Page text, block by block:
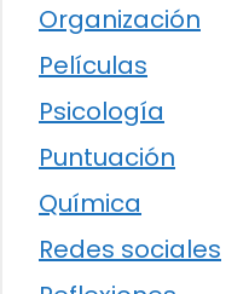
Organización
Películas
Psicología
Puntuación
Química
Redes sociales